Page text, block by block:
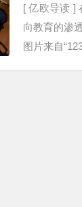
[ 亿欧导读 ]
向教育的渗
图片来自